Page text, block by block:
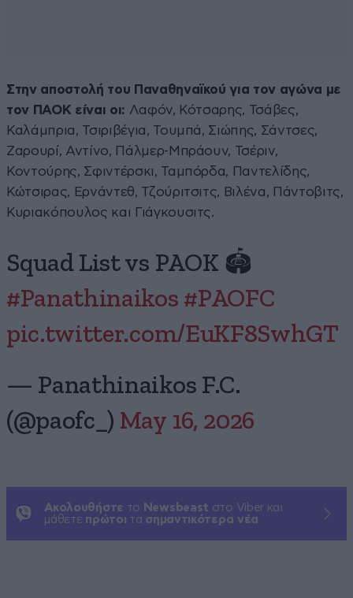
Στην αποστολή του Παναθηναϊκού για τον αγώνα με
τον ΠΑΟΚ είναι οι: Λαφόν, Κότσαρης, Τσάβες,
Καλάμπρια, Τσιριβέγια, Τουμπά, Σιώπης, Σάντσες,
Ζαρουρί, Αντίνο, Πάλμερ-Μπράουν, Τσέριν,
Κοντούρης, Σφιντέρσκι, Ταμπόρδα, Παντελίδης,
Κώτσιρας, Ερνάντεθ, Τζούριτσιτς, Βιλένα, Πάντοβιτς,
Κυριακόπουλος και Γιάγκουσιτς.
Squad List vs PAOK 🏟️
#Panathinaikos #PAOFC
pic.twitter.com/EuKF8SwhGT
— Panathinaikos F.C.
(@paofc_) May 16, 2026
Ακολουθήστε το Newsbeast στο Viber και
μάθετε πρώτοι τα σημαντικότερα νέα